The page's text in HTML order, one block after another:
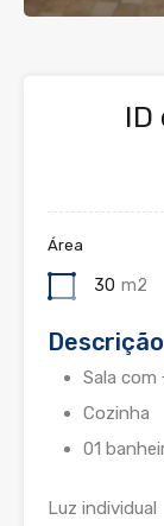
ID
Área
30 m2
Descrição
Sala com
Cozinha
01
Luz individual